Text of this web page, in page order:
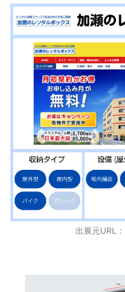
出展元URL：